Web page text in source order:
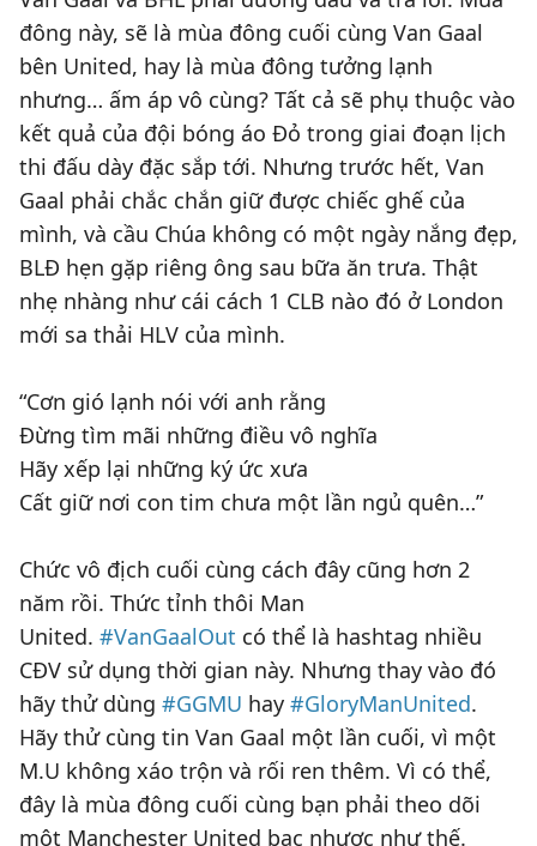
đông này, sẽ là mùa đông cuối cùng Van Gaal
bên United, hay là mùa đông tưởng lạnh
nhưng… ấm áp vô cùng? Tất cả sẽ phụ thuộc vào
kết quả của đội bóng áo Đỏ trong giai đoạn lịch
thi đấu dày đặc sắp tới. Nhưng trước hết, Van
Gaal phải chắc chắn giữ được chiếc ghế của
mình, và cầu Chúa không có một ngày nắng đẹp,
BLĐ hẹn gặp riêng ông sau bữa ăn trưa. Thật
nhẹ nhàng như cái cách 1 CLB nào đó ở London
mới sa thải HLV của mình.
“Cơn gió lạnh nói với anh rằng
Đừng tìm mãi những điều vô nghĩa
Hãy xếp lại những ký ức xưa
Cất giữ nơi con tim chưa một lần ngủ quên…”
Chức vô địch cuối cùng cách đây cũng hơn 2
năm rồi. Thức tỉnh thôi Man
United. #VanGaalOut có thể là hashtag nhiều
CĐV sử dụng thời gian này. Nhưng thay vào đó
hãy thử dùng #GGMU hay #GloryManUnited.
Hãy thử cùng tin Van Gaal một lần cuối, vì một
M.U không xáo trộn và rối ren thêm. Vì có thể,
đây là mùa đông cuối cùng bạn phải theo dõi
một Manchester United bạc nhược như thế.